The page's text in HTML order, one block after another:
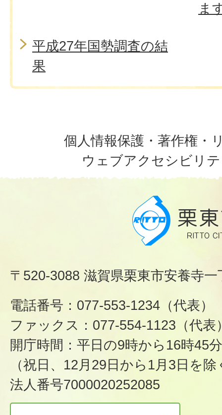
ま
平成27年国勢調査の結
果
個人情報保護・著作権・
ウェブアクセシビリ
〒520-3088 滋賀県栗東市安養寺
電話番号：077-553-1234（代表）
ファックス：077-554-1123（代表
開庁時間：平日の9時から16時45分
（祝日、12月29日から1月3日を除
法人番号7000020252085